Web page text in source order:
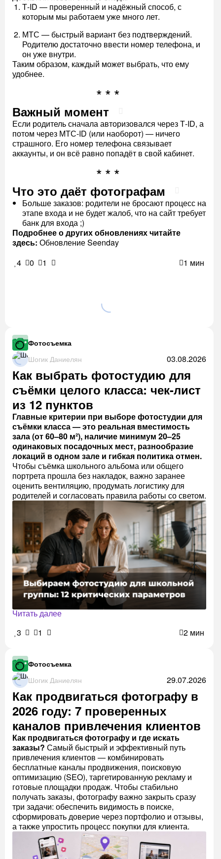
Т-ID — проверенный и надёжный способ, с
которым мы работаем уже много лет.
МТС — быстрый вариант без подтверждений.
Родителю достаточно ввести номер телефона, и
он уже внутри.
Таким образом, каждый может выбрать, что ему
удобнее.
Важный момент
Если родитель сначала авторизовался через Т-ID, а
потом через МТС-ID (или наоборот) — ничего
страшного. Его номер телефона связывает
аккаунты, и он всё равно попадёт в свой кабинет.
Что это даёт фотографам
Больше заказов: родители не бросают процесс на
этапе входа и не будет жалоб, что на сайт требует
банк для входа ;)
Подробнее о других обновлениях читайте
здесь: Обновление Seenday
4
0 1 1 мин
Фотосъемка
Шогик Даниелян
03.08.2026
Как выбрать фотостудию для
съёмки целого класса: чек-лист
из 12 пунктов
Главные критерии при выборе фотостудии для
съёмки класса — это реальная вместимость
зала (от 60–80 м²), наличие минимум 20–25
одинаковых посадочных мест, разнообразие
локаций в одном зале и гибкая политика отмен.
Чтобы съёмка школьного альбома или общего
портрета прошла без накладок, важно заранее
оценить вентиляцию, продумать логистику для
родителей и согласовать правила работы со светом.
Читать далее
3
1 2 мин
Фотосъемка
Шогик Даниелян
29.07.2026
Как продвигаться фотографу в
2026 году: 7 проверенных
каналов привлечения клиентов
Как продвигаться фотографу и где искать
заказы? Самый быстрый и эффективный путь
привлечения клиентов — комбинировать
бесплатные каналы продвижения, поисковую
оптимизацию (SEO), таргетированную рекламу и
готовые площадки продаж. Чтобы стабильно
получать заказы, фотографу важно закрыть сразу
три задачи: обеспечить видимость в поиске,
сформировать доверие через портфолио и отзывы,
а также упростить процесс покупки для клиента.